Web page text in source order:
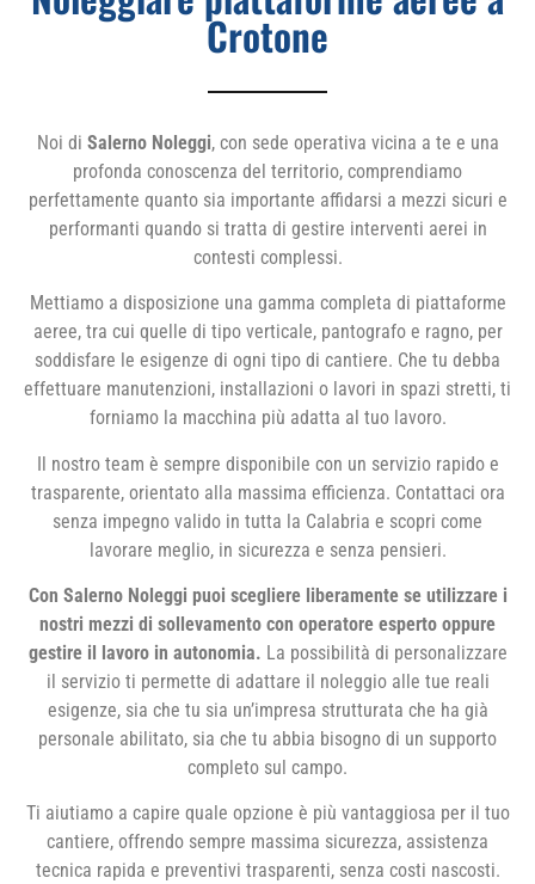
Crotone
Noi di Salerno Noleggi, con sede operativa vicina a te e una
profonda conoscenza del territorio, comprendiamo
perfettamente quanto sia importante affidarsi a mezzi sicuri e
performanti quando si tratta di gestire interventi aerei in
contesti complessi.
Mettiamo a disposizione una gamma completa di piattaforme
aeree, tra cui quelle di tipo verticale, pantografo e ragno, per
soddisfare le esigenze di ogni tipo di cantiere. Che tu debba
effettuare manutenzioni, installazioni o lavori in spazi stretti, ti
forniamo la macchina più adatta al tuo lavoro.
Il nostro team è sempre disponibile con un servizio rapido e
trasparente, orientato alla massima efficienza. Contattaci ora
senza impegno valido in tutta la Calabria e scopri come
lavorare meglio, in sicurezza e senza pensieri.
Con Salerno Noleggi puoi scegliere liberamente se utilizzare i
nostri mezzi di sollevamento con operatore esperto oppure
gestire il lavoro in autonomia. La possibilità di personalizzare
il servizio ti permette di adattare il noleggio alle tue reali
esigenze, sia che tu sia un’impresa strutturata che ha già
personale abilitato, sia che tu abbia bisogno di un supporto
completo sul campo.
Ti aiutiamo a capire quale opzione è più vantaggiosa per il tuo
cantiere, offrendo sempre massima sicurezza, assistenza
tecnica rapida e preventivi trasparenti, senza costi nascosti.